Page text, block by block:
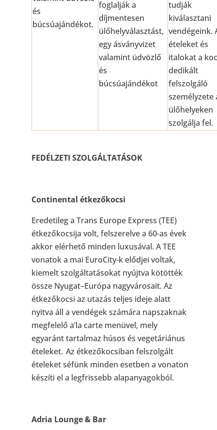
és
búcsúajándékot.
foglalják a
díjmentesen
ülőhelyválasztást,
egy ásványvizet
valamint üdvözlő
és
búcsúajándékot
tudják
kiválasztani
vendégeink.
ételeket és
italokat a
dedikált
felszolgáló
személyzete
ülőhelyeken
szolgálja fel.
FEDÉLZETI SZOLGÁLTATÁSOK
Continental étkezőkocsi
Eredetileg a Trans Europe Express (TEE)
étkezőkocsija volt, felszerelve a 60-as évek
akkor elérhető minden luxusával. A TEE
vonatok a mai EuroCity-k elődjei voltak,
kiemelt szolgáltatásokat nyújtva kötötték
össze Nyugat–Európa nagyvárosait. Az
étkezőkocsi az utazás teljes ideje alatt
nyitva áll a vendégek számára napszaknak
megfelelő a’la carte menüvel, mely
egyaránt tartalmaz húsos és vegetáriánus
ételeket. Az étkezőkocsiban felszolgált
ételeket séfünk minden esetben a vonaton
készíti el a legfrissebb alapanyagokból.
Adria Lounge & Bar